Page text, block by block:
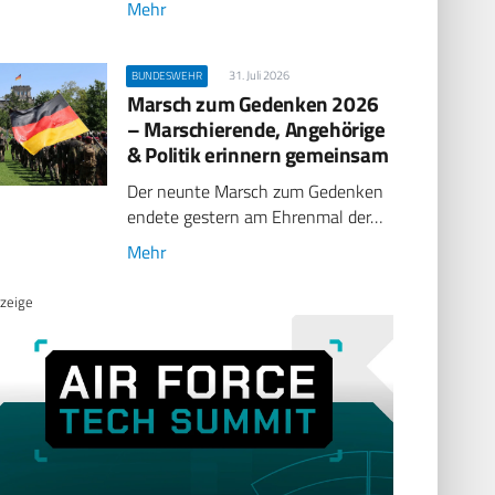
Mehr
BUNDESWEHR 31. Juli 2026
Marsch zum Gedenken 2026
– Marschierende, Angehörige
& Politik erinnern gemeinsam
Der neunte Marsch zum Gedenken
endete gestern am Ehrenmal der…
Mehr